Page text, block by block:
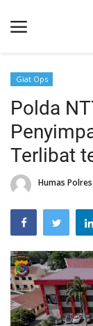
Beranda
Terms &
Reskrim
Binkam
Lantas
Polisi Kita
Mitra Polisi
Giat Ops
Giat Ops
Polda
Terlibat
Humas